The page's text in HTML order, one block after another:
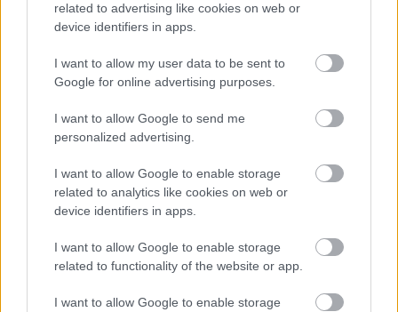
related to advertising like cookies on web or
device identifiers in apps.
I want to allow my user data to be sent to
Google for online advertising purposes.
I want to allow Google to send me
personalized advertising.
I want to allow Google to enable storage
related to analytics like cookies on web or
device identifiers in apps.
I want to allow Google to enable storage
related to functionality of the website or app.
I want to allow Google to enable storage
Hallgasd meg a Formula Podcast
Kövess minket a Facebookon
Parc Fermé